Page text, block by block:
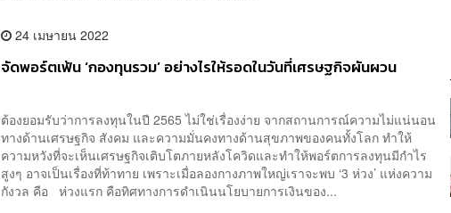
24 เมษายน 2022
จัดพอร์ตเฟ้น ‘กองทุนรวม’ อย่างไรให้รอดในวันที่เศรษฐกิจผันผวน
ต้องยอมรับว่าการลงทุนในปี 2565 ไม่ใช่เรื่องง่าย จากสถานการณ์ความไม่แน่นอน
ทางด้านเศรษฐกิจ สังคม และความมั่นคงทางด้านสุขภาพของคนทั้งโลก ทำให้
ความหวังที่จะเห็นเศรษฐกิจเติบโตภายหลังโควิดและทำให้พอร์ตการลงทุนมีกำไร
สูงๆ อาจเป็นเรื่องที่ท้าทาย เพราะเมื่อลองกางภาพใหญ่เราจะพบ ‘3 ห่วง’ แห่งความ
กังวล คือ ห่วงแรก คือทิศทางการดำเนินนโยบายการเงินของ...